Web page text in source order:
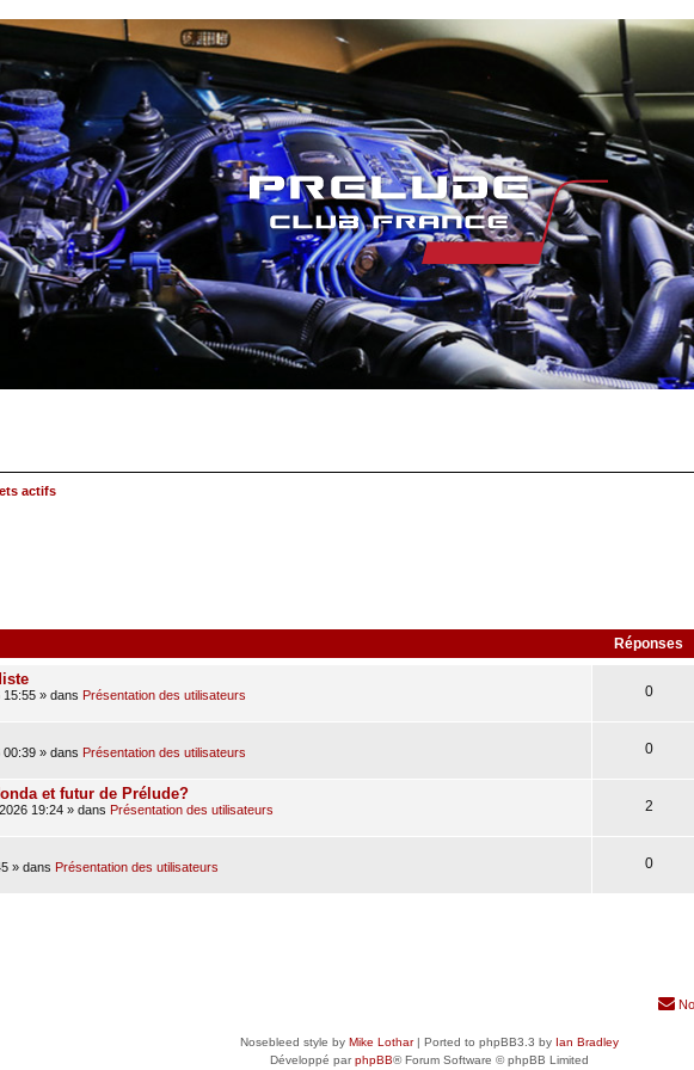
actifs
Réponses
15:55 » dans Présentation des utilisateurs 0
00:39 » dans Présentation des utilisateurs 0
et futur de Prélude?
19:24 » dans Présentation des utilisateurs 2
» dans Présentation des utilisateurs 0
Nosebleed style by Mike Lothar| Ported to phpBB3.3 by Ian Bradley
Développé parphpBB® Forum Software © phpBB Limited